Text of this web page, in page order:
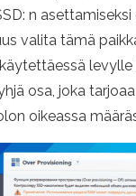
n asettamiseksi
valita tämä
levylle
osa, joka
oikeassa